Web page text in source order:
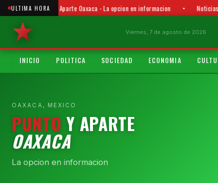
ULTIMA HORAPunto y Aparte Oaxaca - La opcion en informacion •
Viernes, 7 de agosto de 2026
INICIO POLITICA SOCIEDAD ECONOMIA
OAXACA, MEXICO
PUNTO Y APARTE
OAXACA
La opcion en informacion